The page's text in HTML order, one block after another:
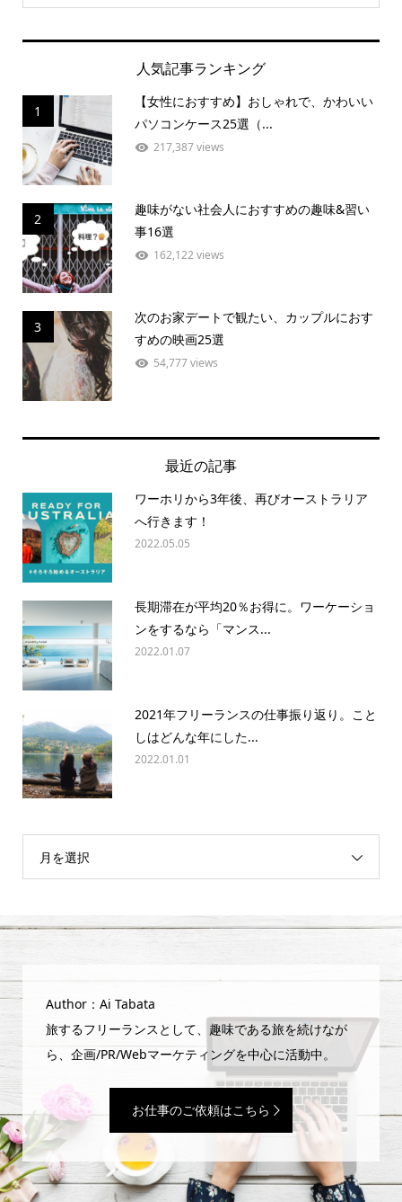
人気記事ランキング
1
【女性におすすめ】おしゃれで、かわいい
パソコンケース25選（...
217,387 views
2
趣味がない社会人におすすめの趣味&習い
事16選
162,122 views
3
次のお家デートで観たい、カップルにおす
すめの映画25選
54,777 views
最近の記事
ワーホリから3年後、再びオーストラリア
へ行きます！
2022.05.05
長期滞在が平均20％お得に。ワーケーショ
ンをするなら「マンス...
2022.01.07
2021年フリーランスの仕事振り返り。こと
しはどんな年にした...
2022.01.01
月を選択
Author：Ai Tabata
旅するフリーランスとして、趣味である旅を続けなが
ら、企画/PR/Webマーケティングを中心に活動中。
お仕事のご依頼はこちら